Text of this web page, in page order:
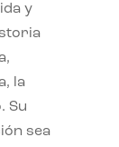
y
la
Su
sea